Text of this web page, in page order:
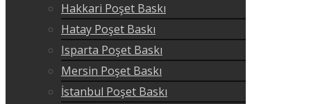
Hakkari Poşet Baskı
Hatay Poşet Baskı
Isparta Poşet Baskı
Mersin Poşet Baskı
İstanbul Poşet Baskı